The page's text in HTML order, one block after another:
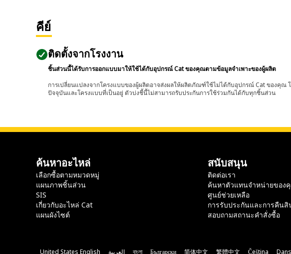
คีย์
ติดตั้งจากโรงงาน
ชิ้นส่วนนี้ได้รับการออกแบบมาให้ใช้ได้กับอุปกรณ์ Cat ของคุณตามข้อมูลจำเพาะของผู้ผลิต
การเปลี่ยนแปลงจากโครงแบบของผู้ผลิตอาจส่งผลให้ผลิตภัณฑ์ใช้ไม่ได้กับอุปกรณ์ Cat ของคุ
ปัจจุบันและโครงแบบที่เป็นอยู่ ตัวบ่งชี้นี้ไม่สามารถรับประกันการใช้ร่วมกันได้กับทุกชิ้นส่วน
ค้นหาอะไหล่
เลือกซื้อตามหมวดหมู่
แผนภาพชิ้นส่วน
SIS
เกี่ยวกับอะไหล่ Cat
แผนผังไซต์
สนับสนุน
ติดต่อเรา
ค้นหาตัวแทนจำหน่ายของ
ศูนย์ช่วยเหลือ
การรับประกันและการคืนสิ
สอบถามสถานะคำสั่งซื้อ
United States English العربية বাংলা Български 简体中文 繁體中文 Čeština